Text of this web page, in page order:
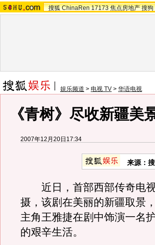
搜狐 ChinaRen 17173 焦点房地产 搜狗
娱乐频道 > 电视 TV > 华语电视
《青树》尽收新疆美
2007年12月20日17:34
来源：
近日，首部西部传奇电视
摄，该剧在美丽的新疆取景
主角王雅捷在剧中饰演一名
的艰辛生活。